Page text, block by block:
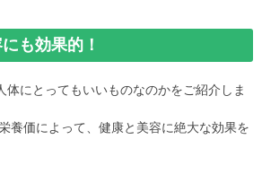
も効果的！
体にとってもいいものなのかをご紹介しま
養価によって、健康と美容に絶大な効果を